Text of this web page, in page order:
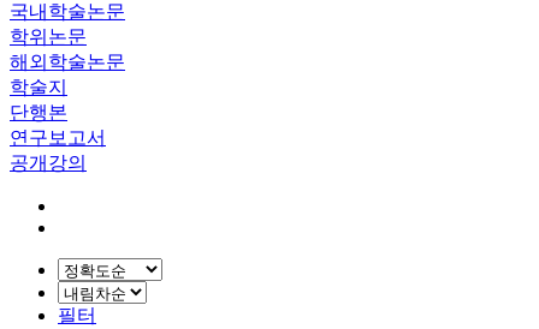
국내학술논문
학위논문
해외학술논문
학술지
단행본
연구보고서
공개강의
필터